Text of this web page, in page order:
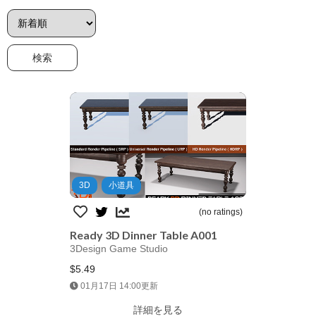
3D 小道具
(no ratings)
Ready 3D Dinner Table A001
3Design Game Studio
$5.49
01月17日 14:00更新
詳細を見る
Jump AssetStore